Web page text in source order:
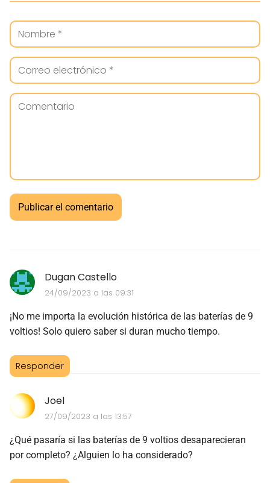
Dugan Castello
24/09/2023 a las 09:31
¡No me importa la evolución histórica de las baterías de 9
voltios! Solo quiero saber si duran mucho tiempo.
Responder
Joel
27/09/2023 a las 13:57
¿Qué pasaría si las baterías de 9 voltios desaparecieran
por completo? ¿Alguien lo ha considerado?